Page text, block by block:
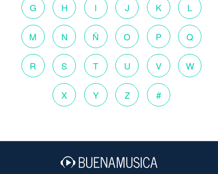
G H I J K L
M N Ñ O P Q
R S T U V W
X Y Z #